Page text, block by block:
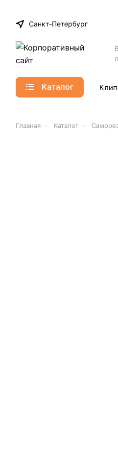
Санкт-Петербург
Каталог
Главная Каталог